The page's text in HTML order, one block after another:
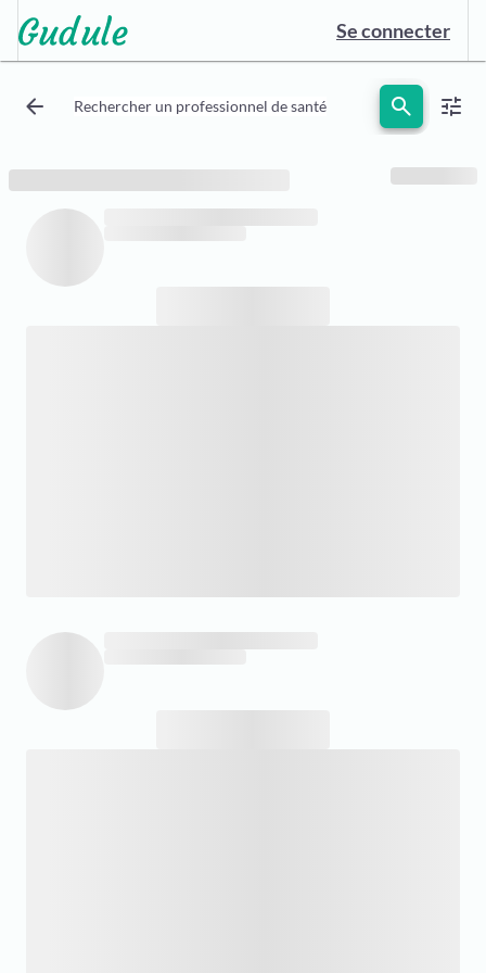
Se connecter
arrow_back Rechercher un professionnel de santé search tune